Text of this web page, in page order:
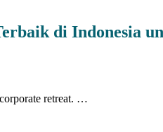
di Indonesia
retreat. …